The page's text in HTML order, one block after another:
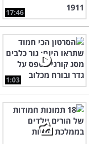
17:46
1:03